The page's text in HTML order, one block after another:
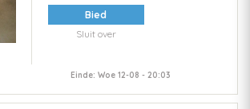
Bied
Sluit over
Einde: Woe 12-08 - 20:03